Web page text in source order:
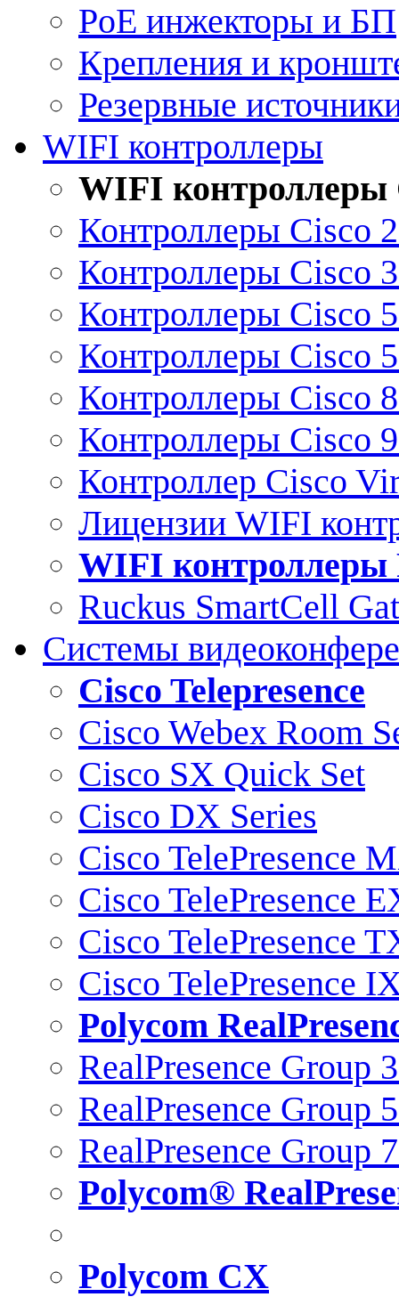
PoE инжекторы и БП
Крепления и
Резервные
WIFI контроллеры
WIFI контроллеры
Контроллеры Cisco
Контроллеры Cisco
Контроллеры Cisco
Контроллеры Cisco
Контроллеры Cisco
Контроллеры Cisco
Контроллер Cisco
Лицензии WIFI
WIFI контроллеры
Ruckus SmartCell
Системы
Cisco Telepresence
Cisco Webex Room
Cisco SX Quick Set
Cisco DX Series
Cisco TelePresence
Cisco TelePresence
Cisco TelePresence
Cisco TelePresence
Polycom
RealPresence Group
RealPresence Group
RealPresence Group
Polycom®
Polycom CX